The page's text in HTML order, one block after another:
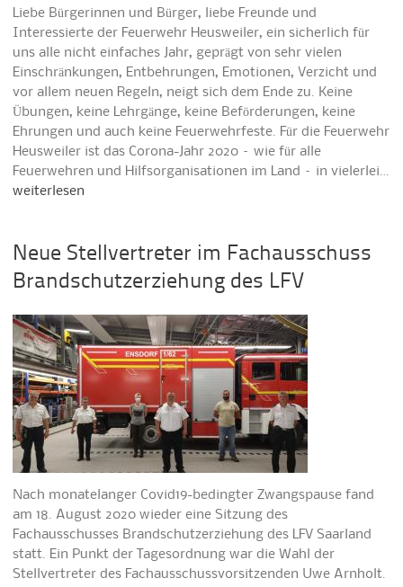
Liebe Bürgerinnen und Bürger, liebe Freunde und
Interessierte der Feuerwehr Heusweiler, ein sicherlich für
uns alle nicht einfaches Jahr, geprägt von sehr vielen
Einschränkungen, Entbehrungen, Emotionen, Verzicht und
vor allem neuen Regeln, neigt sich dem Ende zu. Keine
Übungen, keine Lehrgänge, keine Beförderungen, keine
Ehrungen und auch keine Feuerwehrfeste. Für die Feuerwehr
Heusweiler ist das Corona-Jahr 2020 – wie für alle
Feuerwehren und Hilfsorganisationen im Land – in vielerlei…
weiterlesen
Neue Stellvertreter im Fachausschuss
Brandschutzerziehung des LFV
Nach monatelanger Covid19-bedingter Zwangspause fand
am 18. August 2020 wieder eine Sitzung des
Fachausschusses Brandschutzerziehung des LFV Saarland
statt. Ein Punkt der Tagesordnung war die Wahl der
Stellvertreter des Fachausschussvorsitzenden Uwe Arnholt.